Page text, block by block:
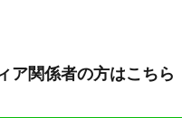
ア関係者の方はこちら